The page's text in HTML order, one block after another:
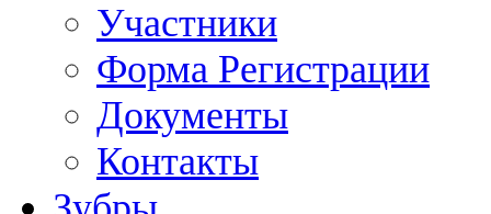
Участники
Форма Регистрации
Документы
Контакты